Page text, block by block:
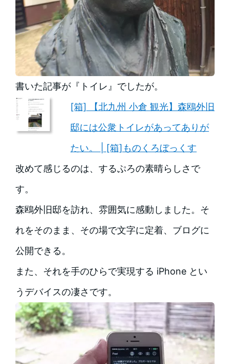
書いた記事が『トイレ』でしたが。
[箱] 【北九州 小倉 観光】森鴎外旧
邸には公衆トイレがあってありが
たい。 | [箱]ものくろぼっくす
改めて感じるのは、するぷろの素晴らしさで
す。
森鴎外旧邸を訪れ、雰囲気に感動しました。そ
れをそのまま、その場で文字に定着、ブログに
公開できる。
また、それを手のひらで実現する iPhone とい
うデバイスの凄さです。